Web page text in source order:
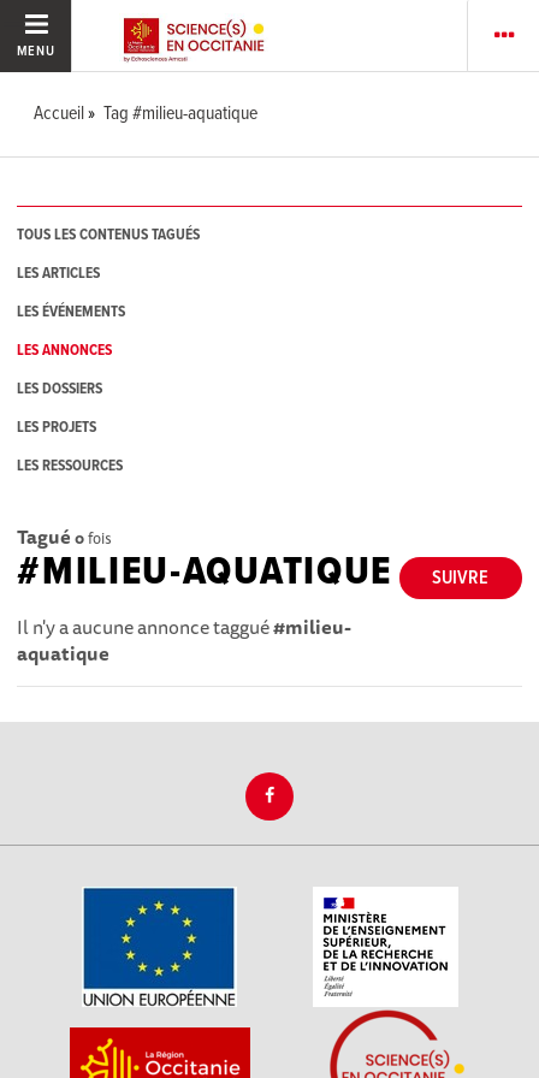
MENU
Accueil Tag #milieu-aquatique
TOUS LES CONTENUS TAGUÉS
LES ARTICLES
LES ÉVÉNEMENTS
LES ANNONCES
LES DOSSIERS
LES PROJETS
LES RESSOURCES
Tagué 0fois
SUIVRE
#MILIEU-AQUATIQUE
Il n'y a aucune annonce taggué#milieu-
aquatique